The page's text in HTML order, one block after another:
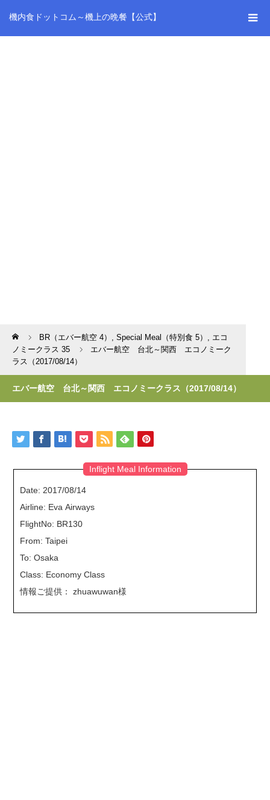
機内食ドットコム～機上の晩餐【公式】
Home BR（エバー航空 4） , Special Meal（特別食 5） , エコ
ノミークラス 35
エバー航空 台北～関西 エコノミーク
ラス（2017/08/14）
エバー航空 台北～関西 エコノミークラス（2017/08/14）
Inflight Meal Information
Date: 2017/08/14
Airline: Eva Airways
FlightNo: BR130
From: Taipei
To: Osaka
Class: Economy Class
情報ご提供： zhuawuwan様